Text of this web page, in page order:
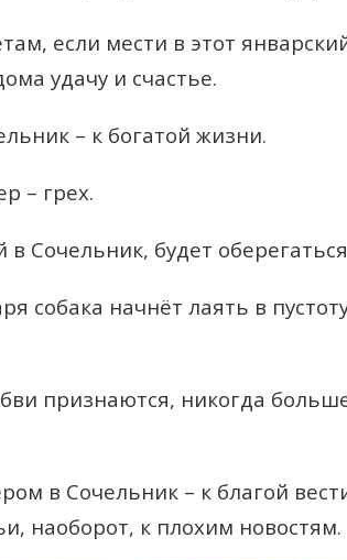
если мести в этот
удачу и счастье.
– к богатой жизни.
– грех.
Сочельник, будет
собака начнёт лаять в
признаются, никогда
в Сочельник – к благой
наоборот, к плохим новостям.